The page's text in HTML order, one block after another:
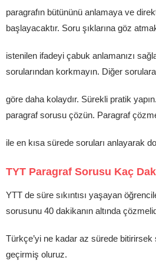
paragrafın bütününü anlamaya ve
başlayacaktır. Soru şıklarına göz
istenilen ifadeyi çabuk anlamanızı
sorularından korkmayın. Diğer sorulara
göre daha kolaydır. Sürekli pratik
paragraf sorusu çözün. Paragraf
ile en kısa sürede soruları anlayarak
TYT Paragraf Sorusu Kaç
YTT de süre sıkıntısı yaşayan
sorusunu 40 dakikanın altında
Türkçe’yi ne kadar az sürede
geçirmiş oluruz.